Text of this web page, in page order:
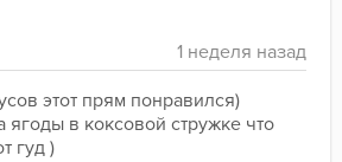
этот прям понравился)
в коксовой стружке что
гуд )